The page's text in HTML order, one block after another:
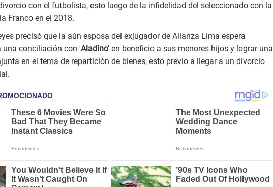
con el futbolista, esto luego de la infidelidad del seleccionado con la
Franco en el 2018.
precisó que la aún esposa del exjugador de Alianza Lima espera
una conciliación con 'Aladino' en beneficio a sus menores hijos y lograr una
en el tema de repartición de bienes, esto previo a llegar a un divorcio